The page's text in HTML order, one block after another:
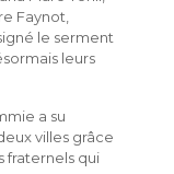
Faynot,
le serment
leurs
a su
villes grâce
fraternels qui